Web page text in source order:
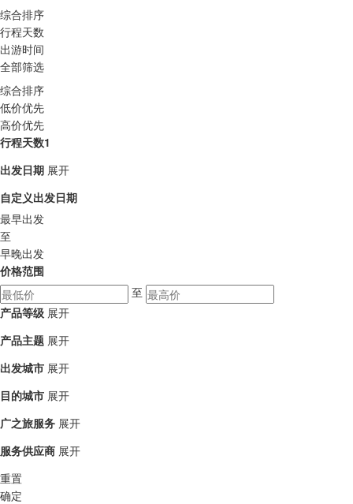
综合排序
行程天数
出游时间
全部筛选
综合排序
低价优先
高价优先
行程天数1
出发日期 展开
自定义出发日期
最早出发
至
早晚出发
价格范围
至
产品等级 展开
产品主题 展开
出发城市 展开
目的城市 展开
广之旅服务 展开
服务供应商 展开
重置
确定